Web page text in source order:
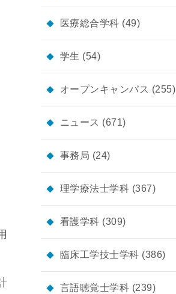
医療総合学科 (49)
学生 (54)
オープンキャンパス (255)
ニュース (671)
事務局 (24)
理学療法士学科 (367)
看護学科 (309)
臨床工学技士学科 (386)
言語聴覚士学科 (239)